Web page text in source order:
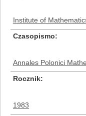
Institute of
Czasopismo
Annales Polonici
Rocznik
1983